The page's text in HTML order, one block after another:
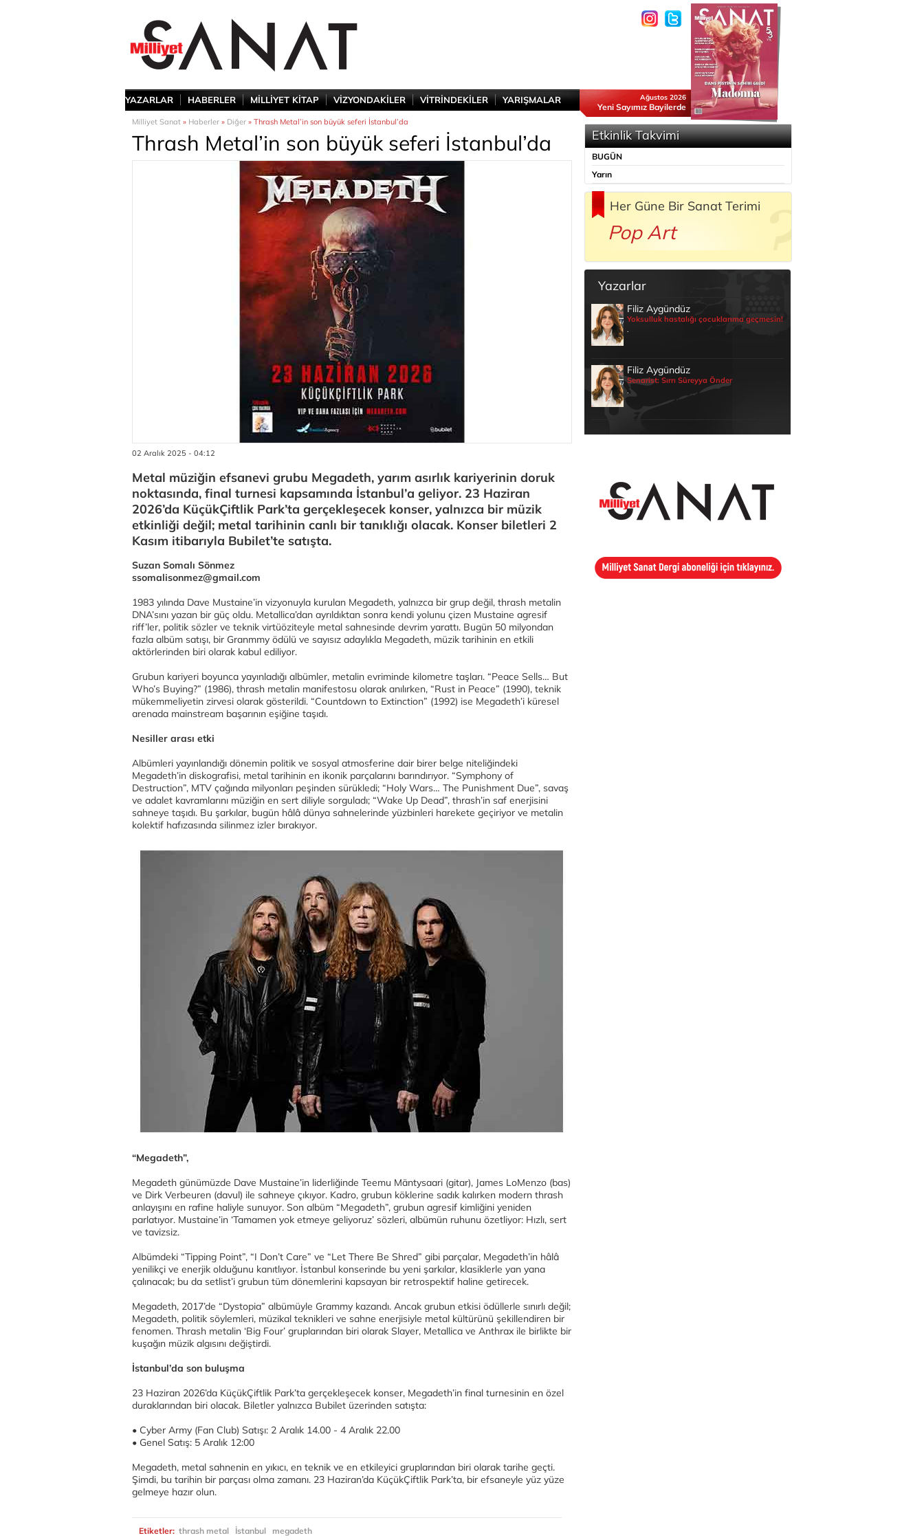
YAZARLAR HABERLER MİLLİYET KİTAP VİZYONDAKİLER VİTRİNDEKİLER YARIŞMALAR Ağustos 2026
Yeni Sayımız Bayilerde
Milliyet Sanat » Haberler » Diğer » Thrash Metal’in son büyük seferi İstanbul’da
Thrash Metal’in son büyük seferi İstanbul’da
02 Aralık 2025 - 04:12
Metal müziğin efsanevi grubu Megadeth, yarım asırlık kariyerinin doruk
noktasında, final turnesi kapsamında İstanbul’a geliyor. 23 Haziran
2026’da KüçükÇiftlik Park’ta gerçekleşecek konser, yalnızca bir müzik
etkinliği değil; metal tarihinin canlı bir tanıklığı olacak. Konser biletleri 2
Kasım itibarıyla Bubilet’te satışta.
Suzan Somalı Sönmez
ssomalisonmez@gmail.com
1983 yılında Dave Mustaine’in vizyonuyla kurulan Megadeth, yalnızca bir grup değil, thrash metalin
DNA’sını yazan bir güç oldu. Metallica’dan ayrıldıktan sonra kendi yolunu çizen Mustaine agresif
riff’ler, politik sözler ve teknik virtüöziteyle metal sahnesinde devrim yarattı. Bugün 50 milyondan
fazla albüm satışı, bir Granmmy ödülü ve sayısız adaylıkla Megadeth, müzik tarihinin en etkili
aktörlerinden biri olarak kabul ediliyor.
Grubun kariyeri boyunca yayınladığı albümler, metalin evriminde kilometre taşları. “Peace Sells… But
Who’s Buying?” (1986), thrash metalin manifestosu olarak anılırken, “Rust in Peace” (1990), teknik
mükemmeliyetin zirvesi olarak gösterildi. “Countdown to Extinction” (1992) ise Megadeth’i küresel
arenada mainstream başarının eşiğine taşıdı.
Nesiller arası etki
Albümleri yayınlandığı dönemin politik ve sosyal atmosferine dair birer belge niteliğindeki
Megadeth’in diskografisi, metal tarihinin en ikonik parçalarını barındırıyor. “Symphony of
Destruction”, MTV çağında milyonları peşinden sürükledi; “Holy Wars… The Punishment Due”, savaş
ve adalet kavramlarını müziğin en sert diliyle sorguladı; “Wake Up Dead”, thrash’in saf enerjisini
sahneye taşıdı. Bu şarkılar, bugün hâlâ dünya sahnelerinde yüzbinleri harekete geçiriyor ve metalin
kolektif hafızasında silinmez izler bırakıyor.
“Megadeth”,
Megadeth günümüzde Dave Mustaine’in liderliğinde Teemu Mäntysaari (gitar), James LoMenzo (bas)
ve Dirk Verbeuren (davul) ile sahneye çıkıyor. Kadro, grubun köklerine sadık kalırken modern thrash
anlayışını en rafine haliyle sunuyor. Son albüm “Megadeth”, grubun agresif kimliğini yeniden
parlatıyor. Mustaine’in ‘Tamamen yok etmeye geliyoruz’ sözleri, albümün ruhunu özetliyor: Hızlı, sert
ve tavizsiz.
Albümdeki “Tipping Point”, “I Don’t Care” ve “Let There Be Shred” gibi parçalar, Megadeth’in hâlâ
yenilikçi ve enerjik olduğunu kanıtlıyor. İstanbul konserinde bu yeni şarkılar, klasiklerle yan yana
çalınacak; bu da setlist’i grubun tüm dönemlerini kapsayan bir retrospektif haline getirecek.
Megadeth, 2017’de “Dystopia” albümüyle Grammy kazandı. Ancak grubun etkisi ödüllerle sınırlı değil;
Megadeth, politik söylemleri, müzikal teknikleri ve sahne enerjisiyle metal kültürünü şekillendiren bir
fenomen. Thrash metalin ‘Big Four’ gruplarından biri olarak Slayer, Metallica ve Anthrax ile birlikte bir
kuşağın müzik algısını değiştirdi.
İstanbul’da son buluşma
23 Haziran 2026’da KüçükÇiftlik Park’ta gerçekleşecek konser, Megadeth’in final turnesinin en özel
duraklarından biri olacak. Biletler yalnızca Bubilet üzerinden satışta:
• Cyber Army (Fan Club) Satışı: 2 Aralık 14.00 - 4 Aralık 22.00
• Genel Satış: 5 Aralık 12:00
Megadeth, metal sahnenin en yıkıcı, en teknik ve en etkileyici gruplarından biri olarak tarihe geçti.
Şimdi, bu tarihin bir parçası olma zamanı. 23 Haziran’da KüçükÇiftlik Park’ta, bir efsaneyle yüz yüze
gelmeye hazır olun.
Etiketler: thrash metal İstanbul megadeth
Etkinlik Takvimi
BUGÜN
Yarın
Her Güne Bir Sanat Terimi
Pop Art
Yazarlar
Filiz Aygündüz
Yoksulluk hastalığı çocuklarıma geçmesin!
.
Filiz Aygündüz
Senarist: Sırrı Süreyya Önder
.